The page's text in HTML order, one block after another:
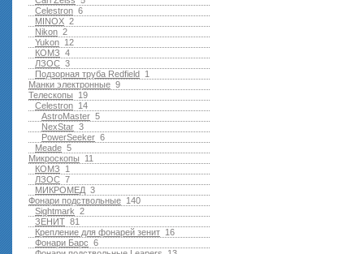
6
Celestron
2
MINOX
2
Nikon
12
Yukon
4
КОМЗ
3
ЛЗОС
1
Подзорная труба Redfield
9
Манки электронные
19
Телескопы
14
Celestron
5
AstroMaster
3
NexStar
6
PowerSeeker
5
Meade
11
Микроскопы
1
КОМЗ
7
ЛЗОС
3
МИКРОМЕД
140
Фонари подствольные
2
Sightmark
81
ЗЕНИТ
16
Крепление для фонарей зенит
6
Фонари Барс